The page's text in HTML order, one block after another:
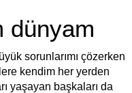
dünyam
sorunlarımı çözerken
kendim her yerden
yaşayan başkaları da